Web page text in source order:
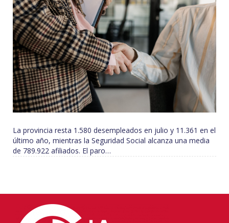
La provincia resta 1.580 desempleados en julio y 11.361 en el
último año, mientras la Seguridad Social alcanza una media
de 789.922 afiliados. El paro…